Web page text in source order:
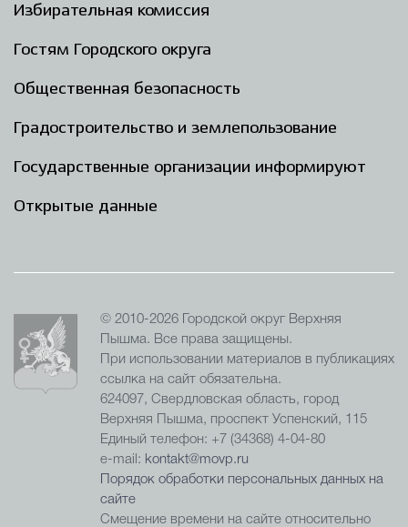
Избирательная комиссия
Гостям Городского округа
Общественная безопасность
Градостроительство и землепользование
Государственные организации информируют
Открытые данные
© 2010-2026 Городской округ Верхняя
Пышма. Все права защищены.
При использовании материалов в публикациях
ссылка на сайт обязательна.
624097, Свердловская область, город
Верхняя Пышма, проспект Успенский, 115
Единый телефон: +7 (34368) 4-04-80
e-mail: kontakt@movp.ru
Порядок обработки персональных данных на
сайте
Смещение времени на сайте относительно